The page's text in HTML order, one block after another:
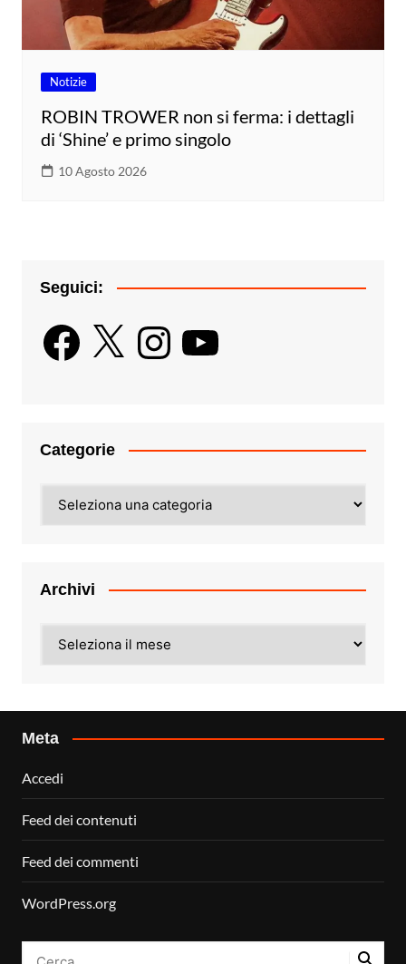
Notizie
ROBIN TROWER non si ferma: i dettagli
di ‘Shine’ e primo singolo
10 Agosto 2026
Seguici:
Facebook
X InstagramYouTube
Categorie
Archivi
Meta
Accedi
Feed dei contenuti
Feed dei commenti
WordPress.org